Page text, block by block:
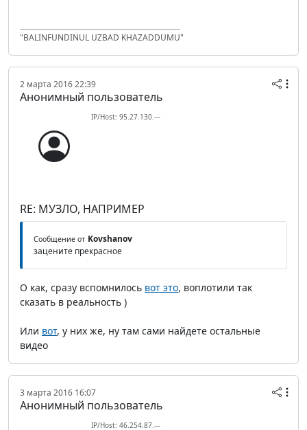
"BALINFUNDINUL UZBAD KHAZADDUMU"
2 марта 2016 22:39
Анонимный пользователь
IP/Host: 95.27.130.---
RE: МУЗЛО, НАПРИМЕР
Сообщение от Kovshanov
зацените прекрасное
О как, сразу вспомнилось вот это, воплотили так
сказать в реальность )
Или вот, у них же, ну там сами найдете остальные
видео
3 марта 2016 16:07
Анонимный пользователь
IP/Host: 46.254.87.---